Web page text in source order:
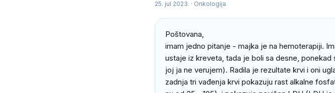
25. jul 2023. · Onkologija
Poštovana,
imam jedno pitanje - majka je na hemoterapiji.
ustaje iz kreveta, tada je boli sa desne,
joj ja ne verujem). Radila je rezultate krvi i oni
zadnja tri vađenja krvi pokazuju rast alkalne